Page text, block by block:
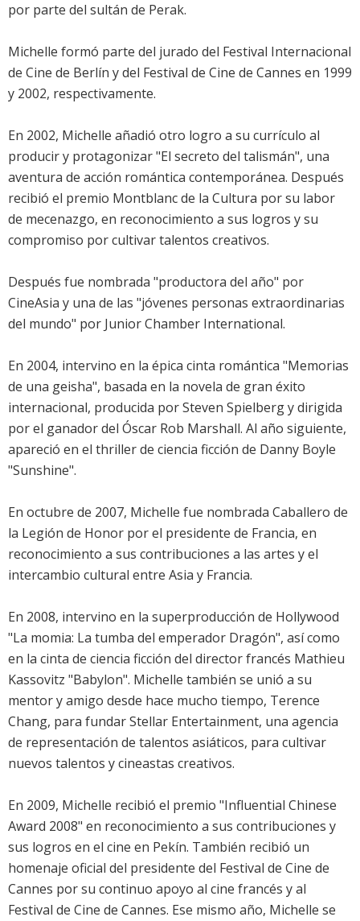
por parte del sultán de Perak.
Michelle formó parte del jurado del Festival Internacional
de Cine de Berlín y del Festival de Cine de Cannes en 1999
y 2002, respectivamente.
En 2002, Michelle añadió otro logro a su currículo al
producir y protagonizar "El secreto del talismán", una
aventura de acción romántica contemporánea. Después
recibió el premio Montblanc de la Cultura por su labor
de mecenazgo, en reconocimiento a sus logros y su
compromiso por cultivar talentos creativos.
Después fue nombrada "productora del año" por
CineAsia y una de las "jóvenes personas extraordinarias
del mundo" por Junior Chamber International.
En 2004, intervino en la épica cinta romántica "Memorias
de una geisha", basada en la novela de gran éxito
internacional, producida por Steven Spielberg y dirigida
por el ganador del Óscar Rob Marshall. Al año siguiente,
apareció en el thriller de ciencia ficción de Danny Boyle
"Sunshine".
En octubre de 2007, Michelle fue nombrada Caballero de
la Legión de Honor por el presidente de Francia, en
reconocimiento a sus contribuciones a las artes y el
intercambio cultural entre Asia y Francia.
En 2008, intervino en la superproducción de Hollywood
"La momia: La tumba del emperador Dragón", así como
en la cinta de ciencia ficción del director francés Mathieu
Kassovitz "Babylon". Michelle también se unió a su
mentor y amigo desde hace mucho tiempo, Terence
Chang, para fundar Stellar Entertainment, una agencia
de representación de talentos asiáticos, para cultivar
nuevos talentos y cineastas creativos.
En 2009, Michelle recibió el premio "Influential Chinese
Award 2008" en reconocimiento a sus contribuciones y
sus logros en el cine en Pekín. También recibió un
homenaje oficial del presidente del Festival de Cine de
Cannes por su continuo apoyo al cine francés y al
Festival de Cine de Cannes. Ese mismo año, Michelle se